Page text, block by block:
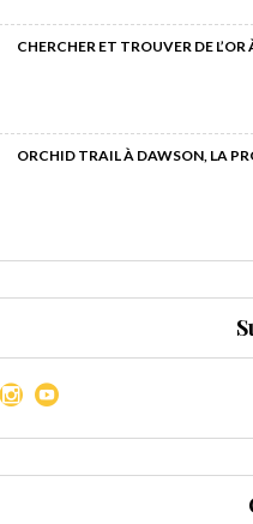
CHERCHER ET TROUVER DE
ORCHID TRAIL À DAWSON, LA